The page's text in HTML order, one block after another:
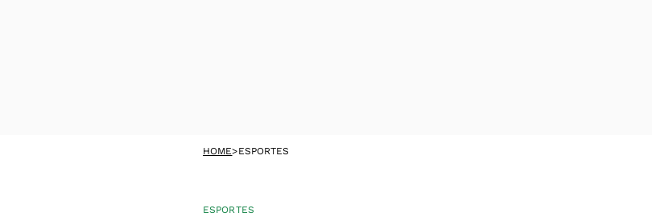
HOME>ESPORTES
ESPORTES